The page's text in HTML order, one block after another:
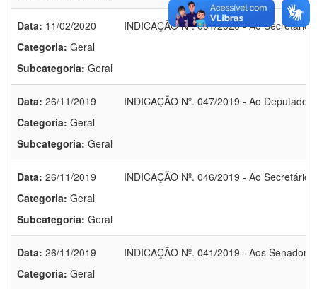
Data: 11/02/2020
Categoria: Geral
Subcategoria: Geral
INDICAÇÃO Nº. 001/2020 - Ao
Data: 26/11/2019
Categoria: Geral
Subcategoria: Geral
INDICAÇÃO Nº. 047/2019 - Ao Deputado
Data: 26/11/2019
Categoria: Geral
Subcategoria: Geral
INDICAÇÃO Nº. 046/2019 - Ao
Data: 26/11/2019
Categoria: Geral
INDICAÇÃO Nº. 041/2019 - Aos